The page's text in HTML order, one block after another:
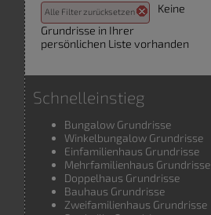
Alle Filter zurücksetzen
Keine
Grundrisse in Ihrer
persönlichen Liste vorhanden
Schnelleinstieg
Bungalow Grundrisse
Winkelbungalow Grundrisse
Einfamilienhaus Grundrisse
Mehrfamilienhaus Grundrisse
Doppelhaus Grundrisse
Bauhaus Grundrisse
Zweifamilienhaus Grundrisse